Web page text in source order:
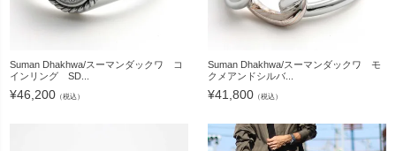
Suman Dhakhwa/スーマンダックワ コ
インリング SD...
¥46,200 （税込）
Suman Dhakhwa/スーマンダックワ モ
クメアンドシルバ...
¥41,800 （税込）